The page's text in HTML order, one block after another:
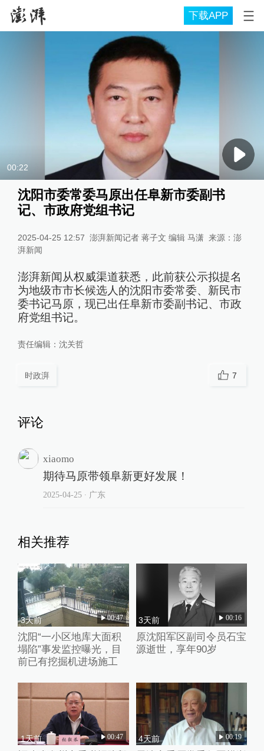
下载APP
00:22
沈阳市委常委马原出任阜新市委副书
记、市政府党组书记
2025-04-25 12:57 澎湃新闻记者 蒋子文 编辑 马潇 来源： 澎
湃新闻
澎湃新闻从权威渠道获悉，此前获公示拟提名
为地级市市长候选人的沈阳市委常委、新民市
委书记马原，现已出任阜新市委副书记、市政
府党组书记。
责任编辑： 沈关哲
时政湃 7
评论
xiaomo
期待马原带领阜新更好发展！
2025-04-25∙ 广东
相关推荐
3天前 00:47
沈阳“一小区地库大面积
塌陷”事发监控曝光，目
前已有挖掘机进场施工
3天前 00:16
原沈阳军区副司令员石宝
源逝世，享年90岁
1天前 00:47 4天前 00:19